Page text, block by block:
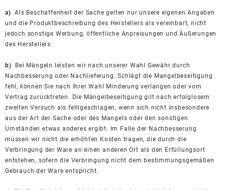
a)Als Beschaffenheit der Sache gelten nur unsere eigenen Angaben
und die Produktbeschreibung des Herstellers als vereinbart, nicht
jedoch sonstige Werbung, öffentliche Anpreisungen und Äußerungen
des Herstellers.
b) Bei Mängeln leisten wir nach unserer Wahl Gewähr durch
Nachbesserung oder Nachlieferung. Schlägt die Mangelbeseitigung
fehl, können Sie nach Ihrer Wahl Minderung verlangen oder vom
Vertrag zurücktreten. Die Mängelbeseitigung gilt nach erfolglosem
zweiten Versuch als fehlgeschlagen, wenn sich nicht insbesondere
aus der Art der Sache oder des Mangels oder den sonstigen
Umständen etwas anderes ergibt. Im Falle der Nachbesserung
müssen wir nicht die erhöhten Kosten tragen, die durch die
Verbringung der Ware an einen anderen Ort als den Erfüllungsort
entstehen, sofern die Verbringung nicht dem bestimmungsgemäßen
Gebrauch der Ware entspricht.